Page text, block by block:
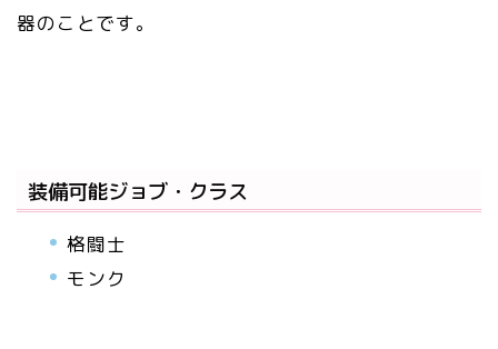
器のことです。
装備可能ジョブ・クラス
格闘士
モンク